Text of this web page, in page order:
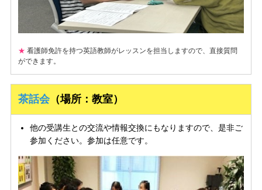
★ 看護師免許を持つ英語教師がレッスンを担当しますので、直接質問
ができます。
茶話会（場所：教室）
他の受講生との交流や情報交換にもなりますので、是非ご
参加ください。参加は任意です。